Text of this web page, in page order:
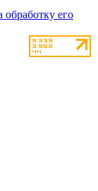
его